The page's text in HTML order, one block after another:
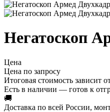
Негатоскоп
Цена
Цена по запросу
Итоговая стоимость зависит
Есть в наличии — готов к
🚚
Доставка по всей России,